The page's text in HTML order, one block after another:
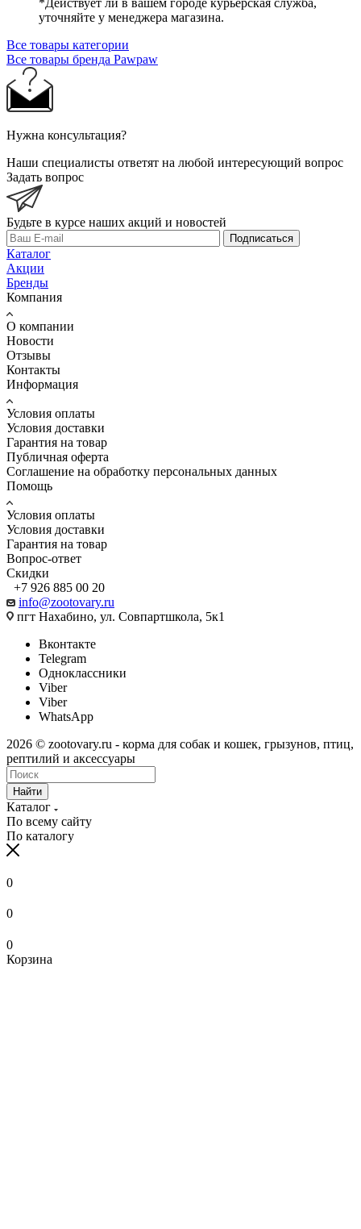
уточняйте у менеджера магазина.
Все товары категории
Все товары бренда Pawpaw
Нужна консультация?
Наши специалисты ответят на любой интересующий вопрос
Задать вопрос
Будьте в курсе наших акций и новостей
Подписаться
Каталог
Акции
Бренды
Компания
О компании
Новости
Отзывы
Контакты
Информация
Условия оплаты
Условия доставки
Гарантия на товар
Публичная оферта
Соглашение на обработку персональных данных
Помощь
Условия оплаты
Условия доставки
Гарантия на товар
Вопрос-ответ
Скидки
+7 926 885 00 20
info@zootovary.ru
пгт Нахабино, ул. Совпартшкола, 5к1
Вконтакте
Telegram
Одноклассники
Viber
Viber
WhatsApp
2026 © zootovary.ru - корма для собак и кошек, грызунов, птиц,
рептилий и аксессуары
Найти
Каталог
По всему сайту
По каталогу
0
0
0
Корзина